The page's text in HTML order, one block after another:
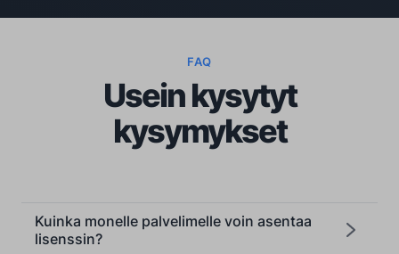
FAQ
Usein kysytyt
kysymykset
Kuinka monelle palvelimelle voin asentaa
lisenssin?